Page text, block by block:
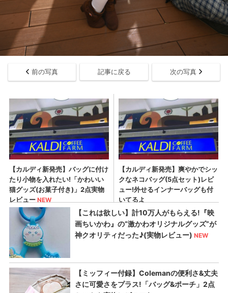
前の写真 記事に戻る 次の写真